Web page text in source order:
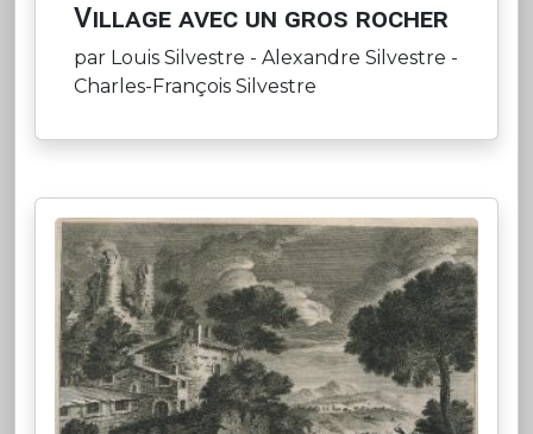
Village avec un gros rocher
par Louis Silvestre - Alexandre Silvestre -
Charles-François Silvestre